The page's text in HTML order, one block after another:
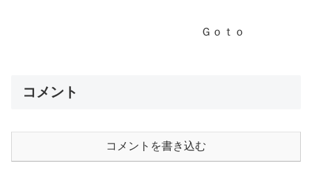
Ｇｏｔｏ
コメント
コメントを書き込む